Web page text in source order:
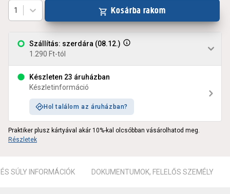
Szállítás: szerdára (08.12.)
1.290 Ft-tól
Készleten 23 áruházban
Készletinformáció
Hol találom az áruházban?
1 Kosárba rakom
Praktiker plusz kártyával akár 10%-kal olcsóbban vásárolhatod meg.
Részletek
SÚLY INFORMÁCIÓK DOKUMENTUMOK, FELELŐS SZEMÉLY